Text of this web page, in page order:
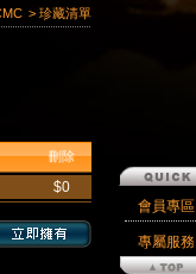
> 珍藏清單
刪除
$0
會員專區
專屬服務